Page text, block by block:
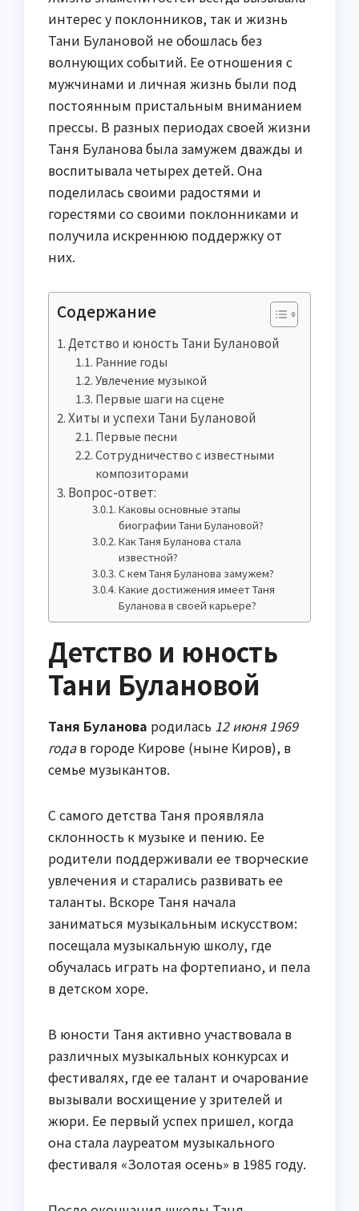
интерес у поклонников, так и жизнь
Тани Булановой не обошлась без
волнующих событий. Ее отношения с
мужчинами и личная жизнь были под
постоянным пристальным вниманием
прессы. В разных периодах своей жизни
Таня Буланова была замужем дважды и
воспитывала четырех детей. Она
поделилась своими радостями и
горестями со своими поклонниками и
получила искреннюю поддержку от
них.
Содержание
Детство и юность Тани Булановой
Ранние годы
Увлечение музыкой
Первые шаги на сцене
Хиты и успехи Тани Булановой
Первые песни
Сотрудничество с известными
композиторами
Вопрос-ответ:
Каковы основные этапы
биографии Тани Булановой?
Как Таня Буланова стала
известной?
С кем Таня Буланова замужем?
Какие достижения имеет Таня
Буланова в своей карьере?
Детство и юность
Тани Булановой
Таня Буланова родилась 12 июня 1969
годав городе Кирове (ныне Киров), в
семье музыкантов.
С самого детства Таня проявляла
склонность к музыке и пению. Ее
родители поддерживали ее творческие
увлечения и старались развивать ее
таланты. Вскоре Таня начала
заниматься музыкальным искусством:
посещала музыкальную школу, где
обучалась играть на фортепиано, и пела
в детском хоре.
В юности Таня активно участвовала в
различных музыкальных конкурсах и
фестивалях, где ее талант и очарование
вызывали восхищение у зрителей и
жюри. Ее первый успех пришел, когда
она стала лауреатом музыкального
фестиваля «Золотая осень» в 1985 году.